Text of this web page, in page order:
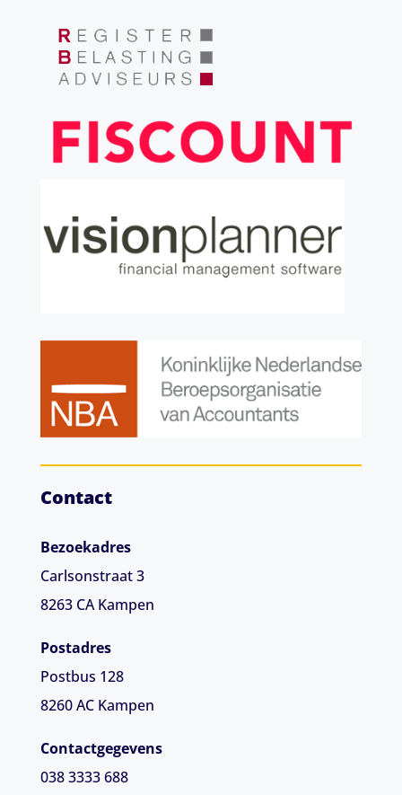
Contact
Bezoekadres
Carlsonstraat 3
8263 CA Kampen
Postadres
Postbus 128
8260 AC Kampen
Contactgegevens
038 3333 688